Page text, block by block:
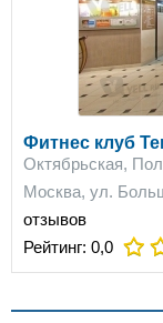
Фитнес клуб
Октябрьская,
Москва, ул.
отзывов
Рейтинг: 0,0